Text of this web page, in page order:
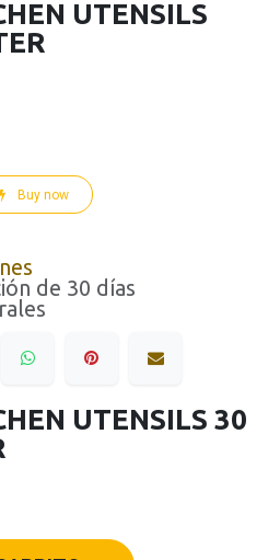
UTENSILS
Buy now
de 30 días
UTENSILS 30